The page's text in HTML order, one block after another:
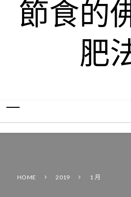
節食的
肥
HOME 2019 1 月